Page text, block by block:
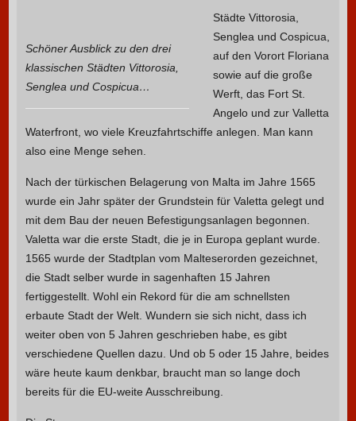
Schöner Ausblick zu den drei
klassischen Städten Vittorosia,
Senglea und Cospicua…
Städte Vittorosia,
Senglea und Cospicua,
auf den Vorort Floriana
sowie auf die große
Werft, das Fort St.
Angelo und zur Valletta
Waterfront, wo viele Kreuzfahrtschiffe anlegen. Man kann
also eine Menge sehen.
Nach der türkischen Belagerung von Malta im Jahre 1565
wurde ein Jahr später der Grundstein für Valetta gelegt und
mit dem Bau der neuen Befestigungsanlagen begonnen.
Valetta war die erste Stadt, die je in Europa geplant wurde.
1565 wurde der Stadtplan vom Malteserorden gezeichnet,
die Stadt selber wurde in sagenhaften 15 Jahren
fertiggestellt. Wohl ein Rekord für die am schnellsten
erbaute Stadt der Welt. Wundern sie sich nicht, dass ich
weiter oben von 5 Jahren geschrieben habe, es gibt
verschiedene Quellen dazu. Und ob 5 oder 15 Jahre, beides
wäre heute kaum denkbar, braucht man so lange doch
bereits für die EU-weite Ausschreibung.